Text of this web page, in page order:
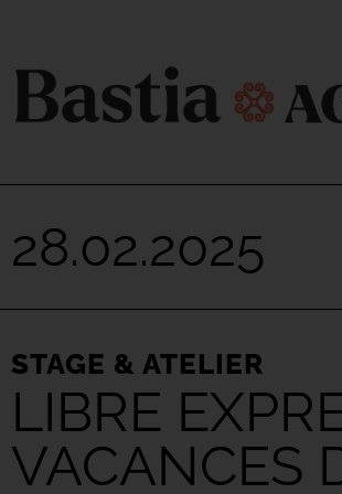
28.02.2025
STAGE & ATELIER
LIBRE
VACANCES